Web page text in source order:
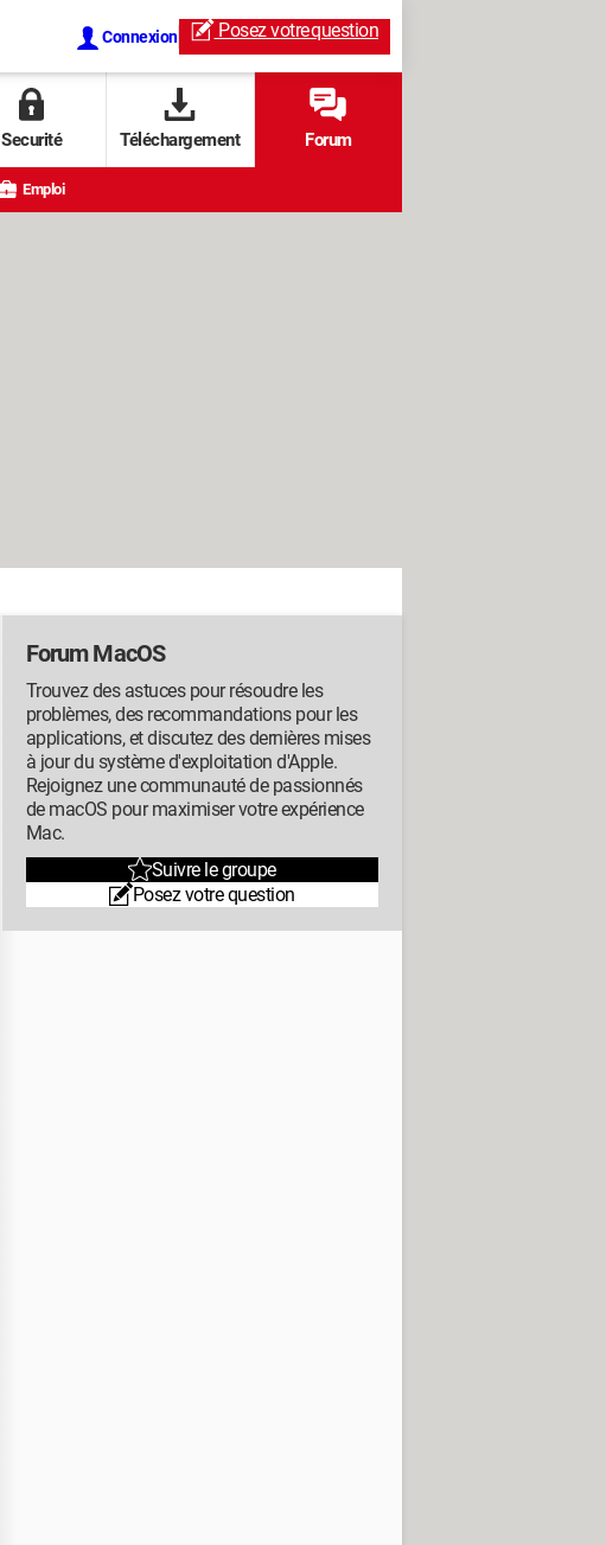
Connexion Posez votrequestion
Securité Téléchargement Forum
Emploi
Forum MacOS
Trouvez des astuces pour résoudre les
problèmes, des recommandations pour les
applications, et discutez des dernières mises
à jour du système d'exploitation d'Apple.
Rejoignez une communauté de passionnés
de macOS pour maximiser votre expérience
Mac.
Suivre le groupe
Posez votre question